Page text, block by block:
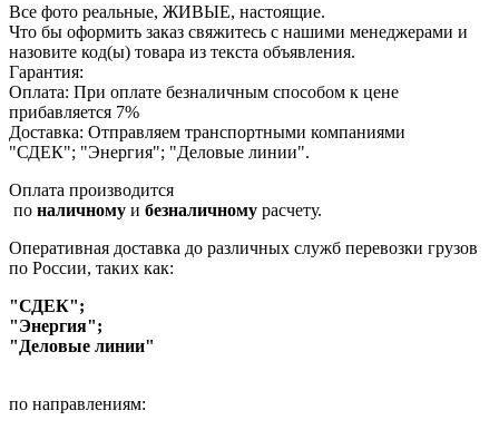
Все фото реальные, ЖИВЫЕ, настоящие.
Что бы оформить заказ свяжитесь с нашими менеджерами и
назовите код(ы) товара из текста объявления.
Гарантия:
Оплата: При оплате безналичным способом к цене
прибавляется 7%
Доставка: Отправляем транспортными компаниями
"СДЕК"; "Энергия"; "Деловые линии".
Оплата производится
по наличному и безналичному расчету.
Оперативная доставка до различных служб перевозки грузов
по России, таких как:
"СДЕК";
"Энергия";
"Деловые линии"
по направлениям: